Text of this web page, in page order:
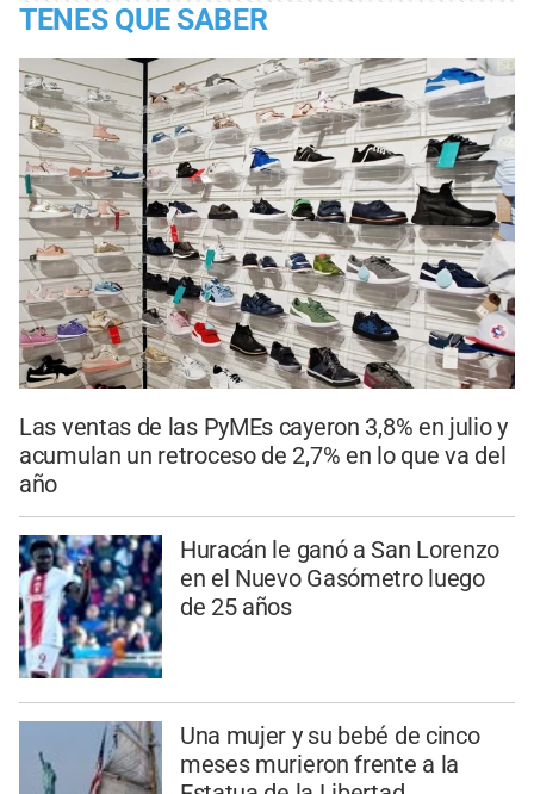
TENES QUE SABER
Las ventas de las PyMEs cayeron 3,8% en julio y
acumulan un retroceso de 2,7% en lo que va del
año
Huracán le ganó a San Lorenzo
en el Nuevo Gasómetro luego
de 25 años
Una mujer y su bebé de cinco
meses murieron frente a la